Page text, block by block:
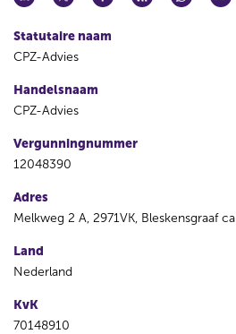
Statutaire naam
CPZ-Advies
Handelsnaam
CPZ-Advies
Vergunningnummer
12048390
Adres
Melkweg 2 A, 2971VK, Bleskensgraaf ca
Land
Nederland
KvK
70148910